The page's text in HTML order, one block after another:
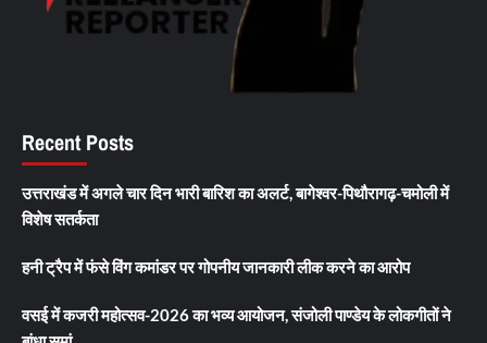
Recent Posts
उत्तराखंड में अगले चार दिन भारी बारिश का अलर्ट, बागेश्वर-पिथौरागढ़-चमोली में
विशेष सतर्कता
हनी ट्रैप में फंसे विंग कमांडर पर गोपनीय जानकारी लीक करने का आरोप
वसई में कजरी महोत्सव-2026 का भव्य आयोजन, संजोली पाण्डेय के लोकगीतों ने